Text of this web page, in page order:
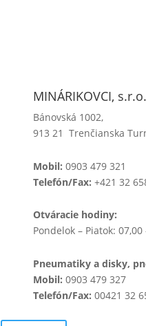
MINÁRIKOVCI, s.r.o.
Bánovská 1002,
913 21 Trenčianska
Mobil: 0903 479 321
Telefón/Fax: +421 32
Otváracie hodiny:
Pondelok – Piatok: 07,00
Pneumatiky a disky,
Mobil: 0903 479 327
Telefón/Fax: 00421 32